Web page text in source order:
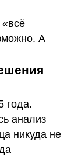
«всё
А
года.
анализ
никуда не